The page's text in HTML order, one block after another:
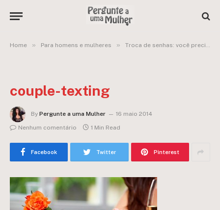
Home » Para homens e mulheres » Troca de senhas: você precisa mesmo dar a sua?
couple-texting
By Pergunte a uma Mulher
16 maio 2014
Nenhum comentário
1 Min Read
Facebook Twitter Pinterest